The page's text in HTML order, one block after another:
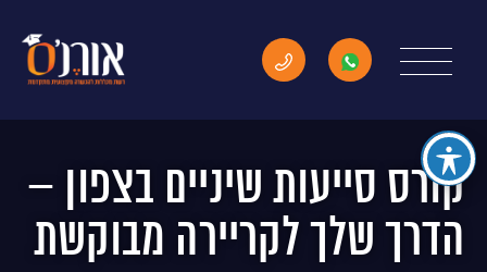
קורס סייעות שיניים בצפון –
הדרך שלך לקריירה מבוקשת